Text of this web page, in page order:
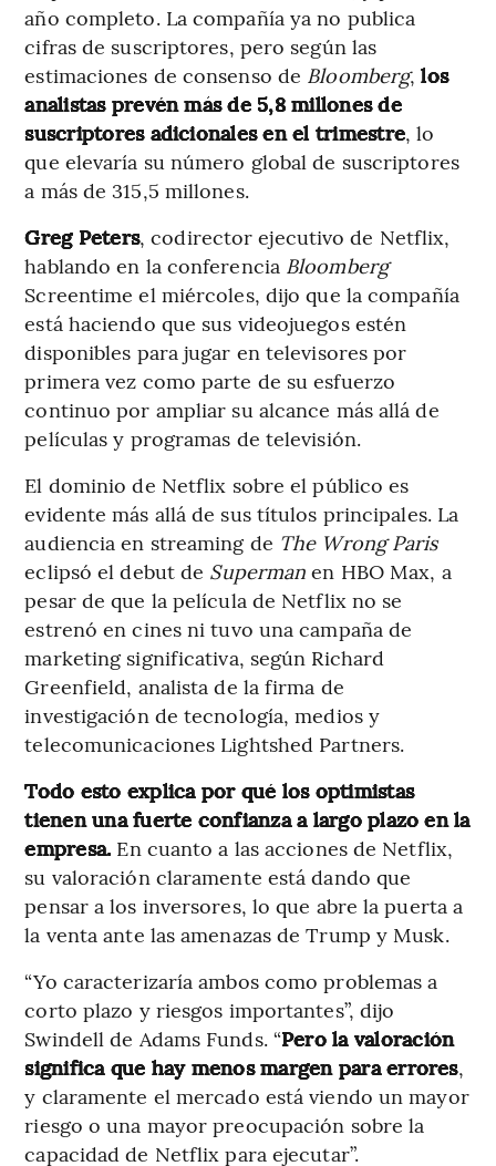
año completo. La compañía ya no publica
cifras de suscriptores, pero según las
estimaciones de consenso de Bloomberg, los
analistas prevén más de 5,8 millones de
suscriptores adicionales en el trimestre, lo
que elevaría su número global de suscriptores
a más de 315,5 millones.
Greg Peters, codirector ejecutivo de Netflix,
hablando en la conferencia Bloomberg
Screentime el miércoles, dijo que la compañía
está haciendo que sus videojuegos estén
disponibles para jugar en televisores por
primera vez como parte de su esfuerzo
continuo por ampliar su alcance más allá de
películas y programas de televisión.
El dominio de Netflix sobre el público es
evidente más allá de sus títulos principales. La
audiencia en streaming de The Wrong Paris
eclipsó el debut de Superman en HBO Max, a
pesar de que la película de Netflix no se
estrenó en cines ni tuvo una campaña de
marketing significativa, según Richard
Greenfield, analista de la firma de
investigación de tecnología, medios y
telecomunicaciones Lightshed Partners.
Todo esto explica por qué los optimistas
tienen una fuerte confianza a largo plazo en la
empresa. En cuanto a las acciones de Netflix,
su valoración claramente está dando que
pensar a los inversores, lo que abre la puerta a
la venta ante las amenazas de Trump y Musk.
“Yo caracterizaría ambos como problemas a
corto plazo y riesgos importantes”, dijo
Swindell de Adams Funds. “Pero la valoración
significa que hay menos margen para errores,
y claramente el mercado está viendo un mayor
riesgo o una mayor preocupación sobre la
capacidad de Netflix para ejecutar”.